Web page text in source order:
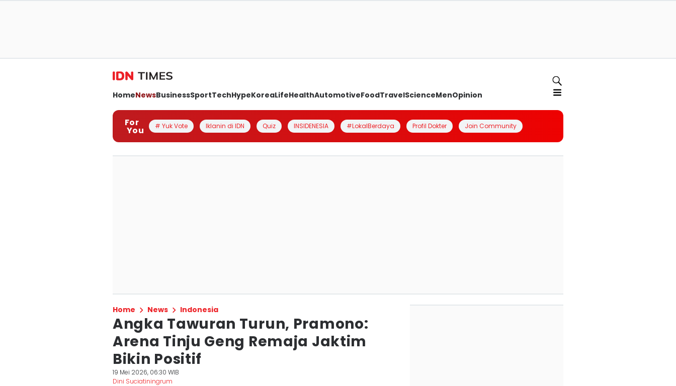
HomeNewsBusinessSportTechHypeKoreaLifeHealthAutomotiveFoodTravelScienceMenOpinion
For
You # Yuk Vote Iklanin di IDN Quiz INSIDENESIA #LokalBerdaya Profil Dokter Join Community
Home News Indonesia
Angka Tawuran Turun, Pramono:
Arena Tinju Geng Remaja Jaktim
Bikin Positif
19 Mei 2026, 06:30 WIB
Dini Suciatiningrum